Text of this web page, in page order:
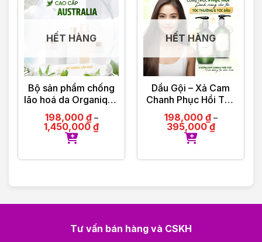
HẾT HÀNG
Bộ sản phẩm chống
lão hoá da Organique
by Olinda Spring hữu
cơ cao cấp Úc
198,000 ₫–
1,450,000₫
HẾT HÀNG
Dầu Gội – Xả Cam
Chanh Phục Hồi Tóc
Organique Rose
Repairing Shampoo
Ladies 500ml
198,000 ₫–
395,000₫
Tư vấn bán hàng và CSKH